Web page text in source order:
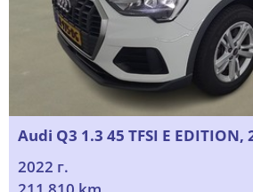
Audi Q3 1.3 45 TFSI E EDITION,
2022 г.